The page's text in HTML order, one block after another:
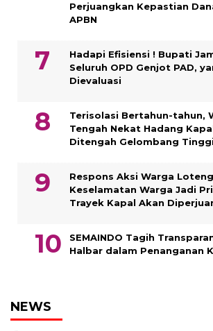
Perjuangkan Kepastian
APBN
Hadapi Efisiensi ! Bupati
Seluruh OPD Genjot PAD,
Dievaluasi
Terisolasi Bertahun-tahun,
Tengah Nekat Hadang
Ditengah Gelombang Tinggi
Respons Aksi Warga
Keselamatan Warga Jadi
Trayek Kapal Akan
SEMAINDO Tagih
Halbar dalam Penanganan
NEWS